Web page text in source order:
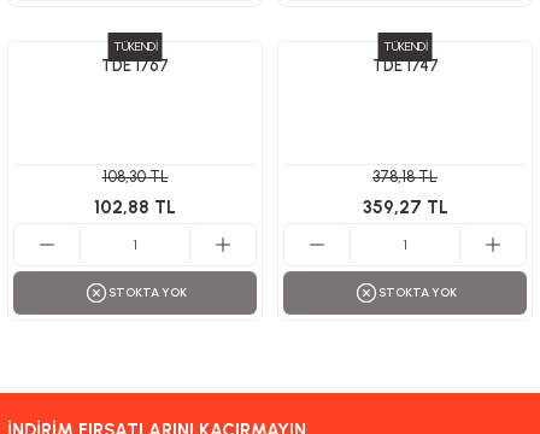
TÜKENDİ
TDE 1767
108,30 TL
102,88 TL
STOKTA YOK
TÜKENDİ
TDE 1747
378,18 TL
359,27 TL
STOKTA YOK